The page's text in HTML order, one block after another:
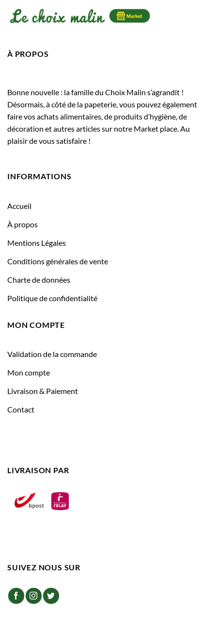
À PROPOS
Bonne nouvelle : la famille du Choix Malin s’agrandit !
Désormais, à côté de la papeterie, vous pouvez également
faire vos achats alimentaires, de produits d’hygiène, de
décoration et autres articles sur notre Market place. Au
plaisir de vous satisfaire !
INFORMATIONS
Accueil
À propos
Mentions Légales
Conditions générales de vente
Charte de données
Politique de confidentialité
MON COMPTE
Validation de la commande
Mon compte
Livraison & Paiement
Contact
LIVRAISON PAR
SUIVEZ NOUS SUR